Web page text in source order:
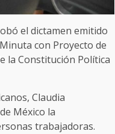
el dictamen emitido
con Proyecto de
la Constitución Política
Claudia
México la
trabajadoras.